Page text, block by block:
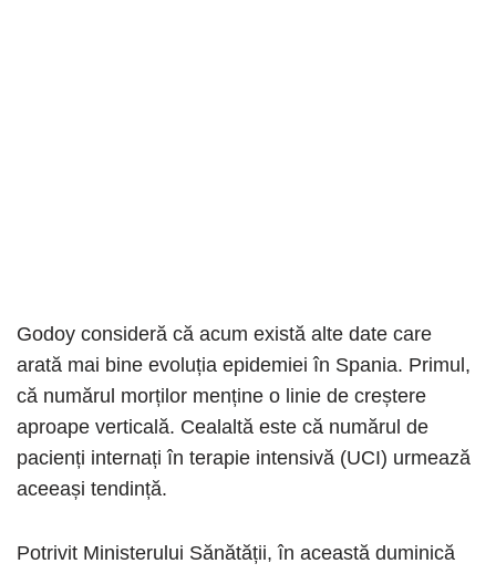
Godoy consideră că acum există alte date care
arată mai bine evoluția epidemiei în Spania. Primul,
că numărul morților menține o linie de creștere
aproape verticală. Cealaltă este că numărul de
pacienți internați în terapie intensivă (UCI) urmează
aceeași tendință.
Potrivit Ministerului Sănătății, în această duminică